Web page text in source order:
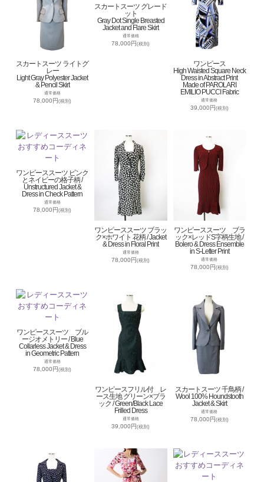
スカートスーツ ライトグ
レー
Light Gray Polyester Jacket
& Pencil Skirt
通常価格
78,000円(税別)
スカートスーツ グレード
ット
Gray Dot Single Breasted
Jacket and Flare Skirt
通常価格
78,000円(税別)
ワンピース
High Waisted Square Neck
Dress in Abstract Print
Made of PAROLARI
EMILIO PUCCI Fabric
通常価格
39,000円(税別)
ワンピーススーツ ピンク
とネイビーの格子柄 /
Unstructured Jacket &
Dress in Check Pattern
通常価格
78,000円(税別)
ワンピーススーツ ブラッ
ク×ホワイト 花柄 / Jacket
& Dress in Floral Print
通常価格
78,000円(税別)
ワンピーススーツ ブラ
ック×レッドS字柄生地 /
Bolero & Dress Ensemble
in S-Letter Print
通常価格
78,000円(税別)
ワンピーススーツ ブル
ージオメトリー / Blue
Collarless Jacket & Dress
in Geometric Pattern
通常価格
78,000円(税別)
ワンピースフリル付 レ
ース生地 グリーン×ブラ
ック / Green/Black Lace
Frilled Dress
通常価格
39,000円(税別)
スカートスーツ 千鳥柄 /
Wool 100% Houndstooth
Jacket & Skirt
通常価格
78,000円(税別)